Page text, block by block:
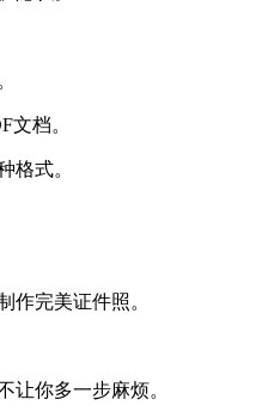
文档。
格式。
作完美证件照。
让你多一步麻烦。